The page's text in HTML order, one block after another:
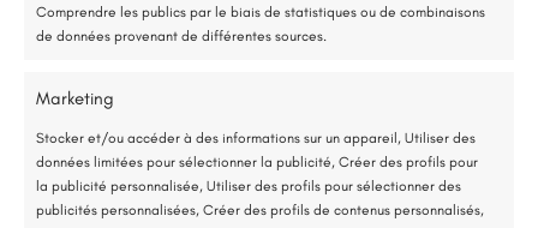
Comprendre les publics par le biais de statistiques ou de combinaisons
de données provenant de différentes sources.
Marketing
Stocker et/ou accéder à des informations sur un appareil, Utiliser des
données limitées pour sélectionner la publicité, Créer des profils pour
la publicité personnalisée, Utiliser des profils pour sélectionner des
publicités personnalisées, Créer des profils de contenus personnalisés,
Détails du projet
Segré (49)
Isolation Thermique par l'Extérieur (ITE)
25 juillet 2025
*Aides de l’État disponibles selon votre revenu fiscal
Accompagnement administratif et financier complet